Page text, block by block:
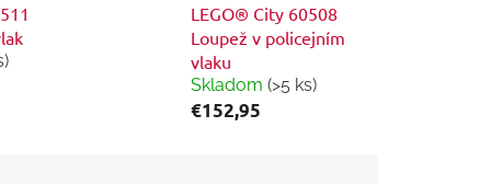
LEGO® City 60508
Loupež v policejním
vlaku
Skladom (>5 ks)
€152,95